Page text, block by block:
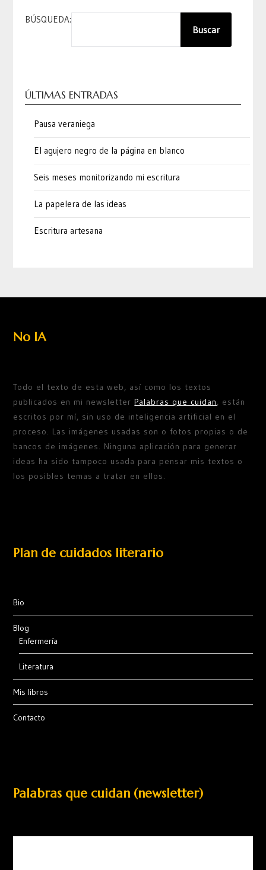
BÚSQUEDA:
Buscar
ÚLTIMAS ENTRADAS
Pausa veraniega
El agujero negro de la página en blanco
Seis meses monitorizando mi escritura
La papelera de las ideas
Escritura artesana
No IA
Todo el texto de esta web, así como los textos
publicados en mi newsletterPalabras que cuidan, están
escritos por mí, sin uso de inteligencia artificial en el
proceso. Las imágenes usadas son o fotos propias o de
bancos de imágenes. Ninguna aplicación para generar
ideas ha sido tampoco usada para pensar mis textos o
los posibles temas a tratar en ellos.
Plan de cuidados literario
Bio
Blog
Enfermería
Literatura
Mis libros
Contacto
Palabras que cuidan (newsletter)